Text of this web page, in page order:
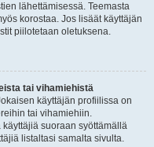
lähettämisessä. Teemasta
korostaa. Jos lisäät käyttäjän
piilotetaan oletuksena.
tai vihamiehistä
käyttäjän profiilissa on
tai vihamiehiin.
suoraan syöttämällä
listaltasi samalta sivulta.